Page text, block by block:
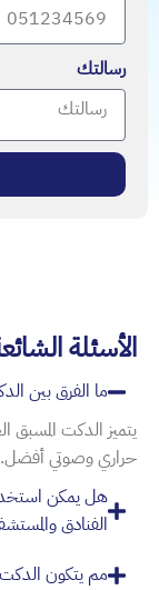
رسالتك
الأسئلة
ما الفرق بين
يتميز الدكت المسبق
حراري وصوتي أفضل.
هل يمكن
الفنادق
مم يتكون الدكت